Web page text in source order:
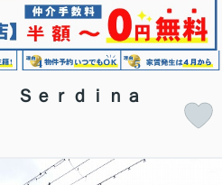
Ｓｅｒｄｉｎａ